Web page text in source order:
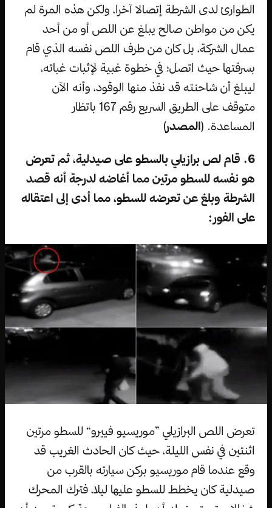
الطوارئ لدى الشرطة إتصالا آخرا، ولكن هذه المرة لم
يكن من مواطن صالح يبلغ عن اللص أو من أحد
عمال الشركة، بل كان من طرف اللص نفسه الذي قام
بسرقتها حيث اتصل؛ في خطوة غبية لإثبات غبائه،
ليبلغ أن شاحنته قد نفذ منها الوقود، وأنه الآن
متوقف على الطريق السريع رقم 167 باتظار
المساعدة. (المصدر)
6. قام لص برازيلي بالسطو على صيدلية، ثم تعرض
هو نفسه للسطو مرتين مما أغاضه لدرجة أنه قصد
الشرطة وبلغ عن تعرضه للسطو، مما أدى إلى اعتقاله
على الفور:
تعرض اللص البرازيلي ”موريسيو فييرو“ للسطو مرتين
اثنتين في نفس الليلة، حيث كان الحادث الغريب قد
وقع عندما قام موريسيو بركن سيارته بالقرب من
صيدلية كان يخطط للسطو عليها ليلا، فترك المحرك